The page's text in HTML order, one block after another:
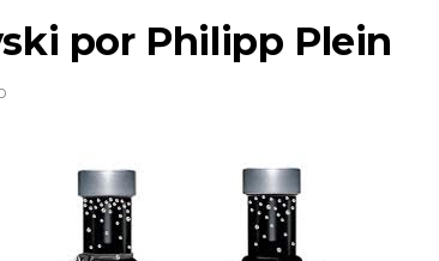
por Philipp Plein